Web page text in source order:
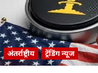
अंतर्राष्ट्रीय ट्रेंडिंग न्यूज